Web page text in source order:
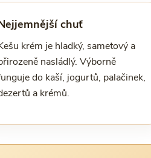
chuť
krém je hladký, sametový a
nasládlý. Výborně
do kaší, jogurtů, palačinek,
a krémů.